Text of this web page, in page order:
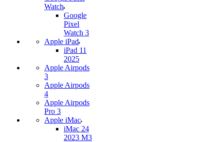
Watch
Google
Pixel
Watch 3
Apple iPad
iPad 11
2025
Apple Airpods
3
Apple Airpods
4
Apple Airpods
Pro 3
Apple iMac
iMac 24
2023 M3